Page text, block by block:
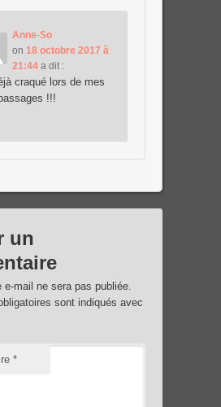
Anne-So
on18 octobre 2017 à
21:44 a dit :
craqué lors de mes
!!!
un
e-mail ne sera pas publiée.
sont indiqués avec
*